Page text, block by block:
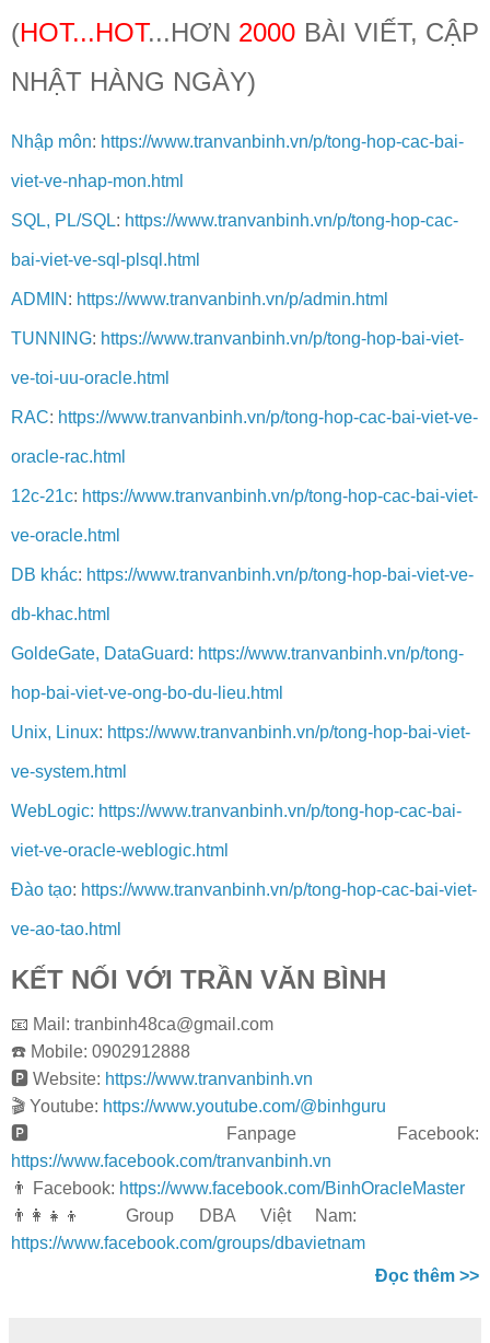
(HOT...HOT...HƠN 2000 BÀI VIẾT, CẬP
NHẬT HÀNG NGÀY)
Nhập môn: https://www.tranvanbinh.vn/p/tong-hop-cac-bai-
viet-ve-nhap-mon.html
SQL, PL/SQL: https://www.tranvanbinh.vn/p/tong-hop-cac-
bai-viet-ve-sql-plsql.html
ADMIN : https://www.tranvanbinh.vn/p/admin.html
TUNNING: https://www.tranvanbinh.vn/p/tong-hop-bai-viet-
ve-toi-uu-oracle.html
RAC: https://www.tranvanbinh.vn/p/tong-hop-cac-bai-viet-ve-
oracle-rac.html
12c-21c: https://www.tranvanbinh.vn/p/tong-hop-cac-bai-viet-
ve-oracle.html
DB khác: https://www.tranvanbinh.vn/p/tong-hop-bai-viet-ve-
db-khac.html
GoldeGate, DataGuard: https://www.tranvanbinh.vn/p/tong-
hop-bai-viet-ve-ong-bo-du-lieu.html
Unix, Linux: https://www.tranvanbinh.vn/p/tong-hop-bai-viet-
ve-system.html
WebLogic: https://www.tranvanbinh.vn/p/tong-hop-cac-bai-
viet-ve-oracle-weblogic.html
Đào tạo: https://www.tranvanbinh.vn/p/tong-hop-cac-bai-viet-
ve-ao-tao.html
KẾT NỐI VỚI TRẦN VĂN BÌNH
📧 Mail: tranbinh48ca@gmail.com
☎️ Mobile: 0902912888
🅿️ Website: https://www.tranvanbinh.vn
🎬 Youtube: https://www.youtube.com/@binhguru
🅿️ Fanpage Facebook:
https://www.facebook.com/tranvanbinh.vn
👨‍ Facebook: https://www.facebook.com/BinhOracleMaster
👨‍👩‍👧‍👦 Group DBA Việt Nam:
https://www.facebook.com/groups/dbavietnam
Đọc thêm >>